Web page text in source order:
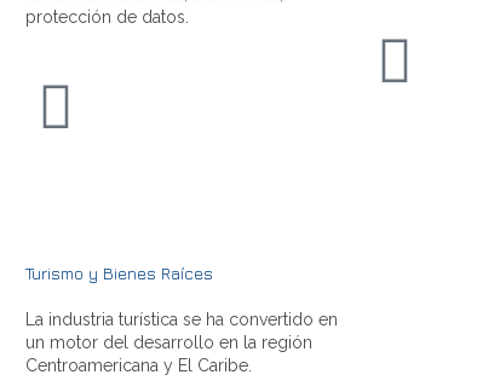
protección de datos.
Turismo y Bienes Raíces
La industria turística se ha convertido en
un motor del desarrollo en la región
Centroamericana y El Caribe.